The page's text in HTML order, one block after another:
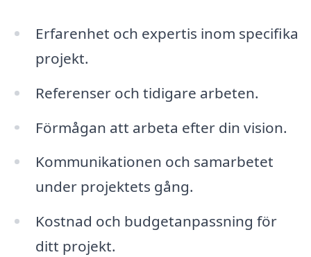
Erfarenhet och expertis inom specifika
projekt.
Referenser och tidigare arbeten.
Förmågan att arbeta efter din vision.
Kommunikationen och samarbetet
under projektets gång.
Kostnad och budgetanpassning för
ditt projekt.